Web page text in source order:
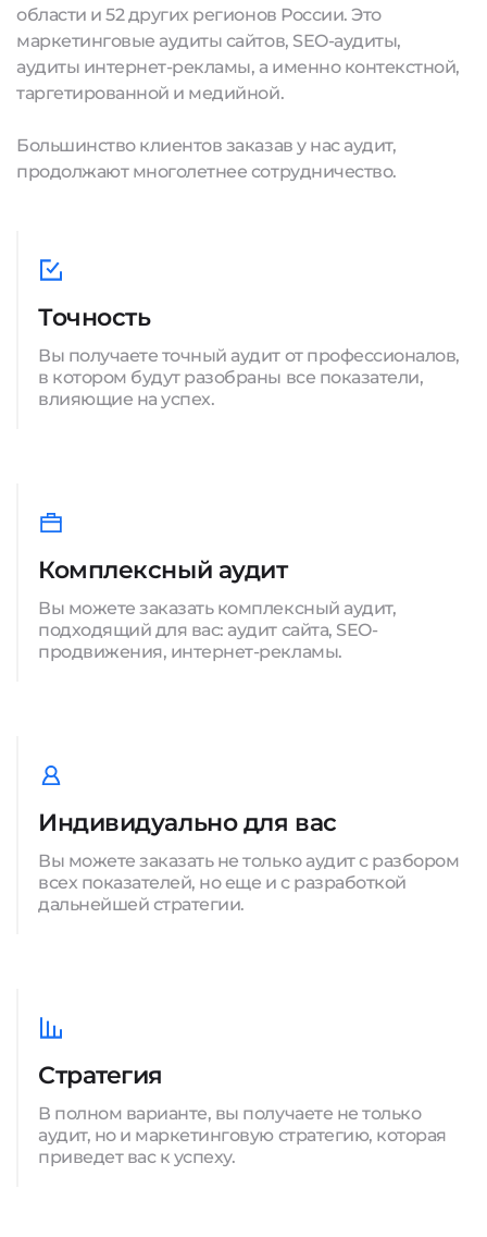
области и 52 других регионов России. Это
маркетинговые аудиты сайтов, SEO-аудиты,
аудиты интернет-рекламы, а именно контекстной,
таргетированной и медийной.
Большинство клиентов заказав у нас аудит,
продолжают многолетнее сотрудничество.
Точность
Вы получаете точный аудит от профессионалов,
в котором будут разобраны все показатели,
влияющие на успех.
Комплексный аудит
Вы можете заказать комплексный аудит,
подходящий для вас: аудит сайта, SEO-
продвижения, интернет-рекламы.
Индивидуально для вас
Вы можете заказать не только аудит с разбором
всех показателей, но еще и с разработкой
дальнейшей стратегии.
Стратегия
В полном варианте, вы получаете не только
аудит, но и маркетинговую стратегию, которая
приведет вас к успеху.